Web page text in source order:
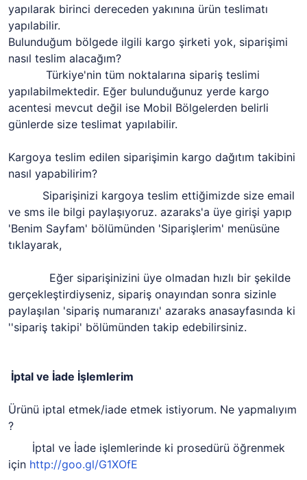
yapılarak birinci dereceden yakınına ürün teslimatı
yapılabilir.
Bulunduğum bölgede ilgili kargo şirketi yok, siparişimi
nasıl teslim alacağım?
Türkiye'nin tüm noktalarına sipariş teslimi
yapılabilmektedir. Eğer bulunduğunuz yerde kargo
acentesi mevcut değil ise Mobil Bölgelerden belirli
günlerde size teslimat yapılabilir.
Kargoya teslim edilen siparişimin kargo dağıtım takibini
nasıl yapabilirim?
Siparişinizi kargoya teslim ettiğimizde size email
ve sms ile bilgi paylaşıyoruz. azaraks'a üye girişi yapıp
'Benim Sayfam' bölümünden 'Siparişlerim' menüsüne
tıklayarak,
Eğer siparişinizini üye olmadan hızlı bir şekilde
gerçekleştirdiyseniz, sipariş onayından sonra sizinle
paylaşılan 'sipariş numaranızı' azaraks anasayfasında ki
''sipariş takipi' bölümünden takip edebilirsiniz.
İptal ve İade İşlemlerim
Ürünü iptal etmek/iade etmek istiyorum. Ne yapmalıyım
?
İptal ve İade işlemlerinde ki prosedürü öğrenmek
için http://goo.gl/G1XOfE